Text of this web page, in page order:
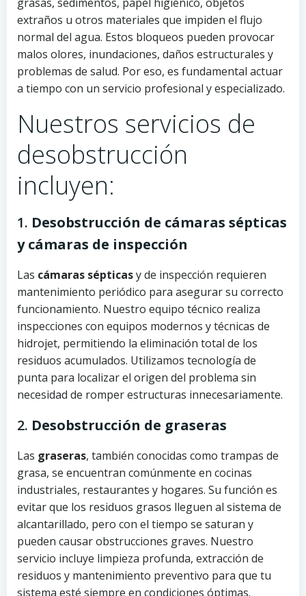
extraños u otros materiales que impiden el flujo
normal del agua. Estos bloqueos pueden provocar
malos olores, inundaciones, daños estructurales y
problemas de salud. Por eso, es fundamental actuar
a tiempo con un servicio profesional y especializado.
Nuestros servicios de
desobstrucción
incluyen:
1. Desobstrucción de cámaras sépticas
y cámaras de inspección
Las cámaras sépticasy de inspección requieren
mantenimiento periódico para asegurar su correcto
funcionamiento. Nuestro equipo técnico realiza
inspecciones con equipos modernos y técnicas de
hidrojet, permitiendo la eliminación total de los
residuos acumulados. Utilizamos tecnología de
punta para localizar el origen del problema sin
necesidad de romper estructuras innecesariamente.
2. Desobstrucción de graseras
Las graseras, también conocidas como trampas de
grasa, se encuentran comúnmente en cocinas
industriales, restaurantes y hogares. Su función es
evitar que los residuos grasos lleguen al sistema de
alcantarillado, pero con el tiempo se saturan y
pueden causar obstrucciones graves. Nuestro
servicio incluye limpieza profunda, extracción de
residuos y mantenimiento preventivo para que tu
sistema esté siempre en condiciones óptimas.